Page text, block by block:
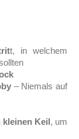
t, in welchem
– Niemals auf
kleinen Keil, um